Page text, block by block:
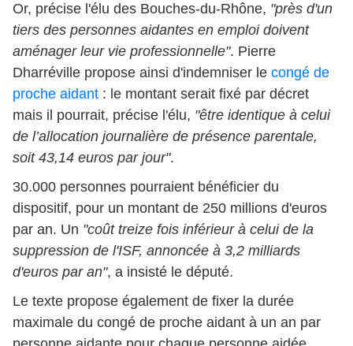
Or, précise l'élu des Bouches-du-Rhône, "près d'un
tiers des personnes aidantes en emploi doivent
aménager leur vie professionnelle". Pierre
Dharréville propose ainsi d'indemniser le congé de
proche aidant : le montant serait fixé par décret
mais il pourrait, précise l'élu, "être identique à celui
de l’allocation journalière de présence parentale,
soit 43,14 euros par jour".
30.000 personnes pourraient bénéficier du
dispositif, pour un montant de 250 millions d'euros
par an. Un "coût treize fois inférieur à celui de la
suppression de l'ISF, annoncée à 3,2 milliards
d'euros par an", a insisté le député.
Le texte propose également de fixer la durée
maximale du congé de proche aidant à un an par